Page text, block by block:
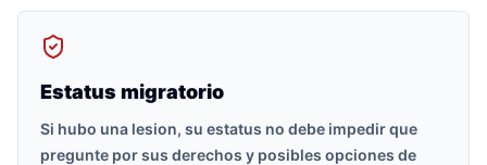
Estatus migratorio
Si hubo una lesion, su estatus no debe impedir que
pregunte por sus derechos y posibles opciones de